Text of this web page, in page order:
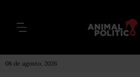
08 de agosto, 2026